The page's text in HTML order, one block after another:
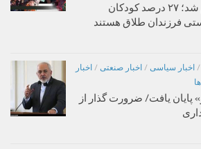
در گفت‌وگو با ایرنا اعلام شد؛ ۲۷ درصد کودکان
فرزندان طلاق هستند
/ اخبار سیاسی / اخبار صنعتی / اخبار
یافت/ ضرورت گذار از